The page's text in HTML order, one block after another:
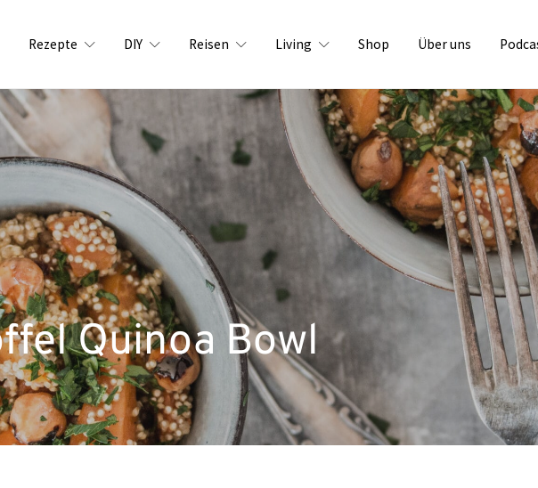
Rezepte DIY Reisen Living Shop Über uns
Quinoa Bowl